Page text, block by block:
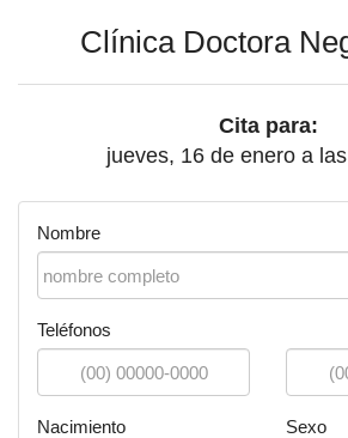
Clínica Doctora
Cita para:
jueves, 16 de enero a las
Nombre
Teléfonos
Nacimiento Sexo